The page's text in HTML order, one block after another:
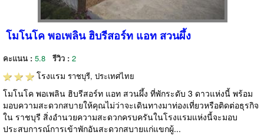
โมโนโค พอเพลิน ฮิบรีสอร์ท แอท สวนผึ้ง
คะแนน : 5.8 รีวิว : 2
โรงแรม ราชบุรี, ประเทศไทย
โมโนโค พอเพลิน ฮิบรีสอร์ท แอท สวนผึ้ง ที่พักระดับ 3 ดาวแห่งนี้ พร้อม
มอบความสะดวกสบายให้คุณไม่ว่าจะเดินทางมาท่องเที่ยวหรือติดต่อธุรกิจ
ใน ราชบุรี สิ่งอำนวยความสะดวกครบครันในโรงแรมแห่งนี้จะมอบ
ประสบการณ์การเข้าพักอันสะดวกสบายแก่แขกผู้...